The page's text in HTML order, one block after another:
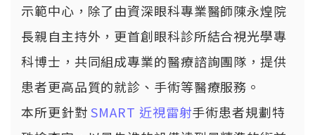
示範中心，除了由資深眼科專業醫師陳永煌院
長親自主持外，更首創眼科診所結合視光學專
科博士，共同組成專業的醫療諮詢團隊，提供
患者更高品質的就診、手術等醫療服務。
本所更針對SMART 近視雷射手術患者規劃特